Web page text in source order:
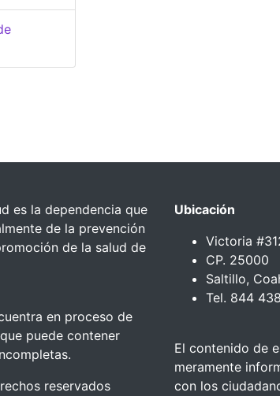
es la dependencia que
de la prevención
de la salud de
en proceso de
puede contener
reservados
Ubicación
Victoria
CP. 25000
Saltillo,
Tel. 844
El contenido de
meramente
con los